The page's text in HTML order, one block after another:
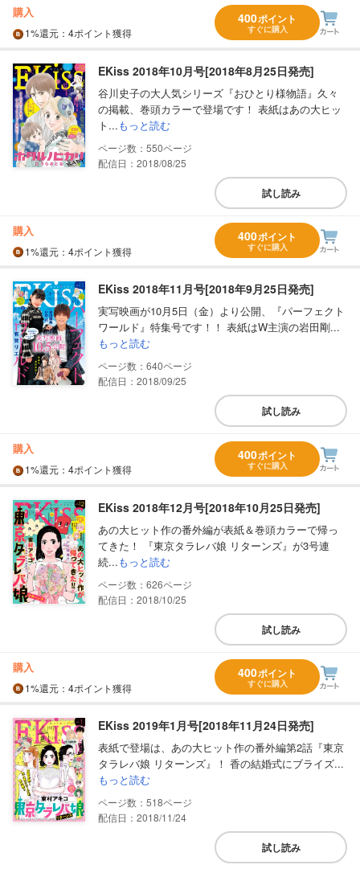
購入
1%還元 ：4ポイント獲得
400ポイント
すぐに購入
EKiss 2018年10月号[2018年8月25日発売]
谷川史子の大人気シリーズ『おひとり様物語』久々
の掲載、巻頭カラーで登場です！ 表紙はあの大ヒッ
ト...もっと読む
550
配信日：2018/08/25
試し読み
購入
1%還元 ：4ポイント獲得
400ポイント
すぐに購入
EKiss 2018年11月号[2018年9月25日発売]
実写映画が10月5日（金）より公開、『パーフェクト
ワールド』特集号です！！ 表紙はW主演の岩田剛...
もっと読む
640
配信日：2018/09/25
試し読み
購入
1%還元 ：4ポイント獲得
400ポイント
すぐに購入
EKiss 2018年12月号[2018年10月25日発売]
あの大ヒット作の番外編が表紙＆巻頭カラーで帰っ
てきた！ 『東京タラレバ娘 リターンズ』が3号連
続...もっと読む
626
配信日：2018/10/25
試し読み
購入
1%還元 ：4ポイント獲得
400ポイント
すぐに購入
EKiss 2019年1月号[2018年11月24日発売]
表紙で登場は、あの大ヒット作の番外編第2話『東京
タラレバ娘 リターンズ』！ 香の結婚式にブライズ...
もっと読む
518
配信日：2018/11/24
試し読み